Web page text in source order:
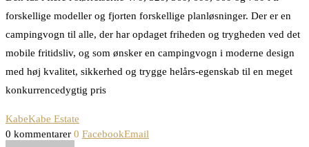
forskellige modeller og fjorten forskellige planløsninger. Der er en
campingvogn til alle, der har opdaget friheden og trygheden ved det
mobile fritidsliv, og som ønsker en campingvogn i moderne design
med høj kvalitet, sikkerhed og trygge helårs-egenskab til en meget
konkurrencedygtig pris
KabeKabe Estate
0 kommentarer 0 FacebookEmail